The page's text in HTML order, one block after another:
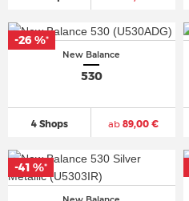
New Balance
530
4 Shops ab89,00 €
-26 %*
-41 %*